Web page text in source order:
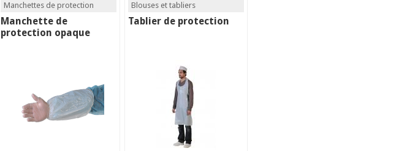
Manchettes de protection
Manchette de
protection opaque
Blouses et tabliers
Tablier de protection